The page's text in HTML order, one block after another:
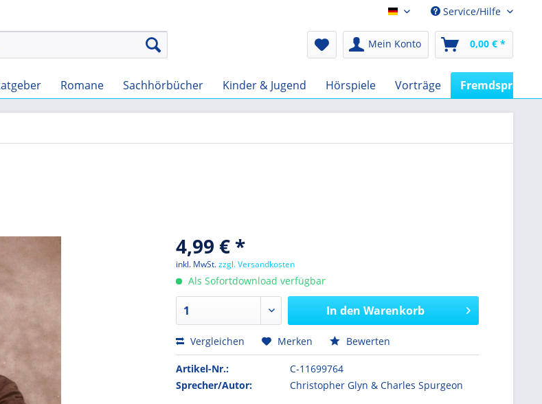
Audio-Book EURService/Hilfe
Mein Konto 0,00 € *
Romane Sachhörbücher Kinder & Jugend Hörspiele Vorträge Fremdsprachig
4,99 € *
inkl. MwSt.zzgl. Versandkosten
Als Sofortdownload verfügbar
In den Warenkorb
Vergleichen Merken Bewerten
Artikel-Nr.:
C-11699764
Sprecher/Autor:
Christopher Glyn & Charles Spurgeon